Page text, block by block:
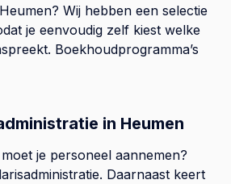
Heumen? Wij hebben een selectie
je eenvoudig zelf kiest welke
Boekhoudprogramma’s
in Heumen
je personeel aannemen?
Daarnaast keert